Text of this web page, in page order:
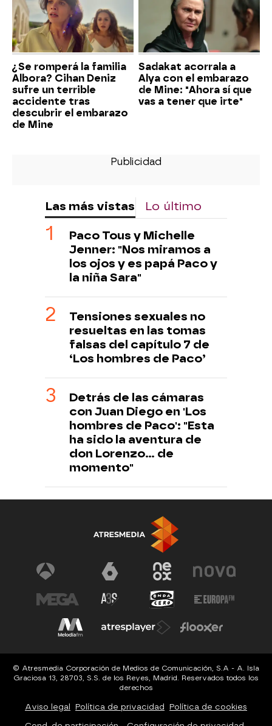
¿Se romperá la familia
Albora? Cihan Deniz
sufre un terrible
accidente tras
descubrir el embarazo
de Mine
Sadakat acorrala a
Alya con el embarazo
de Mine: "Ahora sí que
vas a tener que irte"
Las más vistas Lo último
Paco Tous y Michelle
Jenner: "Nos miramos a
los ojos y es papá Paco y
la niña Sara"
Tensiones sexuales no
resueltas en las tomas
falsas del capítulo 7 de
‘Los hombres de Paco’
Detrás de las cámaras
con Juan Diego en 'Los
hombres de Paco': "Esta
ha sido la aventura de
don Lorenzo... de
momento"
© Atresmedia Corporación de Medios de Comunicación, S.A - A. Isla
Graciosa 13, 28703, S.S. de los Reyes, Madrid. Reservados todos los
derechos
Aviso legal Política de privacidad Política de cookies